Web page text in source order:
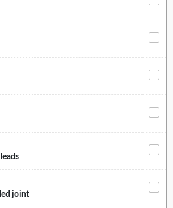
joint